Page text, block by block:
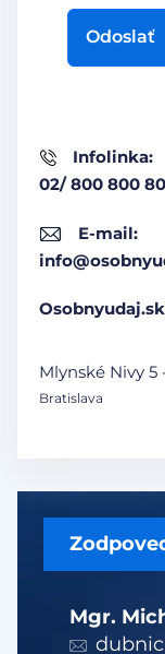
Mgr.
Infolinka:
02/ 800 800 80
E-mail:
Mlynské Nivy
Bratislava
Odoslať